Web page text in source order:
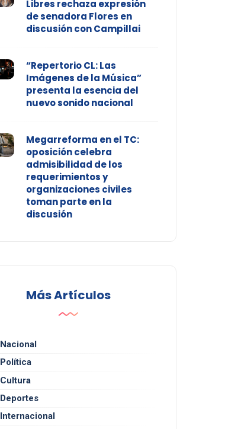
Libres rechaza expresión
de senadora Flores en
discusión con Campillai
“Repertorio CL: Las
Imágenes de la Música”
presenta la esencia del
nuevo sonido nacional
Megarreforma en el TC:
oposición celebra
admisibilidad de los
requerimientos y
organizaciones civiles
toman parte en la
discusión
Más Artículos
Nacional
Política
Cultura
Deportes
Internacional